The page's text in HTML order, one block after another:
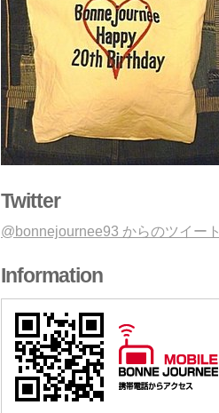
Twitter
@bonnejournee93 からのツイート
Information